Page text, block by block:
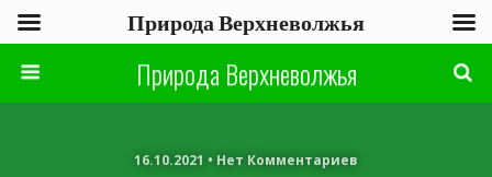
Природа Верхневолжья
16.10.2021 • Нет Комментариев
Природа Верхневолжья